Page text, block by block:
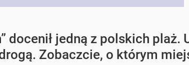
docenił jedną z polskich plaż.
Zobaczcie, o którym